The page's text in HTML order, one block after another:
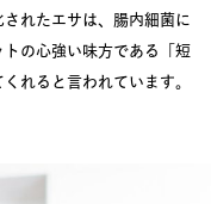
れたエサは、腸内細菌に
の心強い味方である「短
れると言われています。